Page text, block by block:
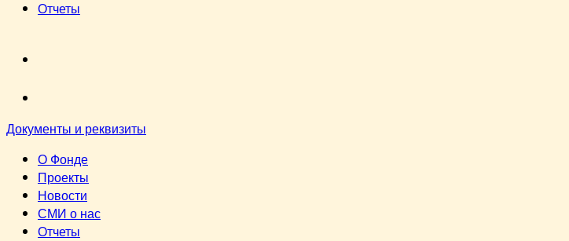
Отчеты
Документы и реквизиты
О Фонде
Проекты
Новости
СМИ о нас
Отчеты